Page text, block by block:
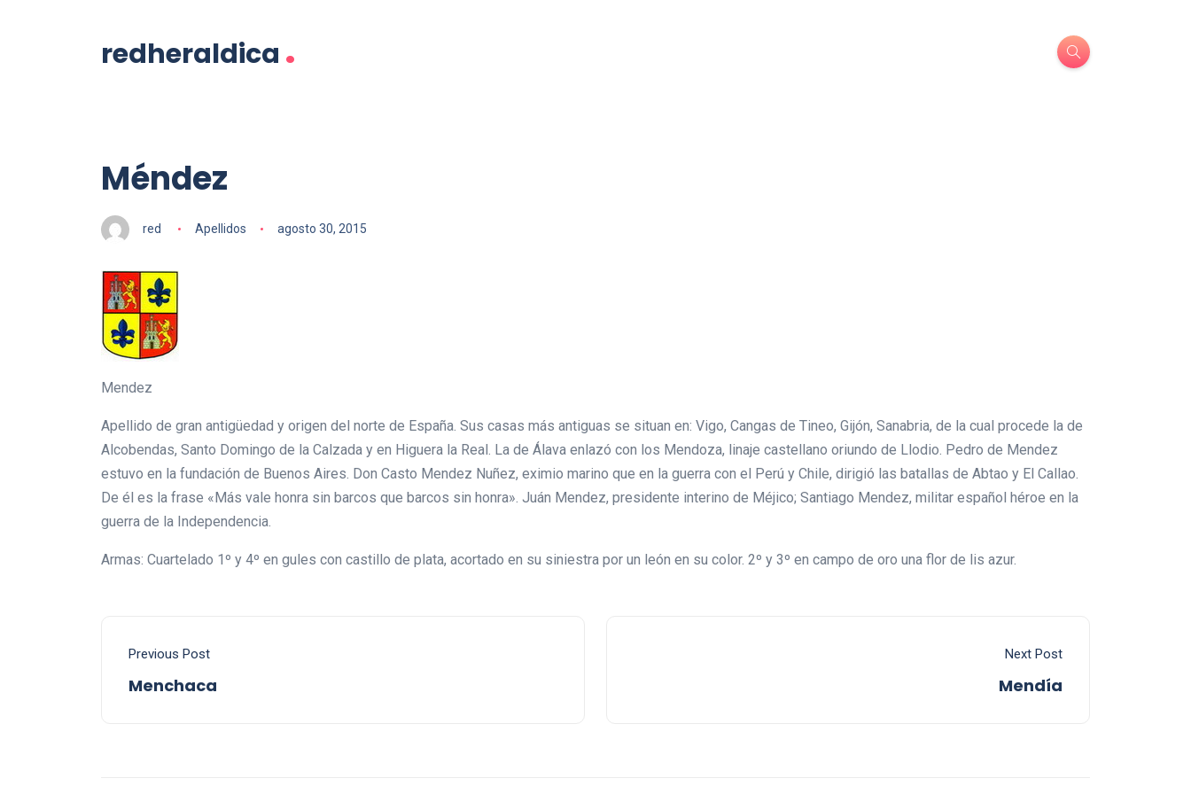
redheraldica .
Méndez
red Apellidos agosto 30, 2015
Mendez
Apellido de gran antigüedad y origen del norte de España. Sus casas más antiguas se situan en: Vigo, Cangas de Tineo, Gijón, Sanabria, de la cual procede la de
Alcobendas, Santo Domingo de la Calzada y en Higuera la Real. La de Álava enlazó con los Mendoza, linaje castellano oriundo de Llodio. Pedro de Mendez
estuvo en la fundación de Buenos Aires. Don Casto Mendez Nuñez, eximio marino que en la guerra con el Perú y Chile, dirigió las batallas de Abtao y El Callao.
De él es la frase «Más vale honra sin barcos que barcos sin honra». Juán Mendez, presidente interino de Méjico; Santiago Mendez, militar español héroe en la
guerra de la Independencia.
Armas: Cuartelado 1º y 4º en gules con castillo de plata, acortado en su siniestra por un león en su color. 2º y 3º en campo de oro una flor de lis azur.
Previous Post
Menchaca
Next Post
Mendía